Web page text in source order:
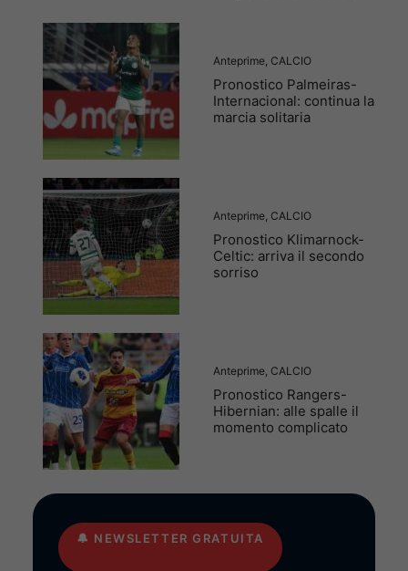
Anteprime CALCIO
Pronostico Palmeiras-
Internacional: continua la
marcia solitaria
Anteprime CALCIO
Pronostico Klimarnock-
Celtic: arriva il secondo
sorriso
Anteprime CALCIO
Pronostico Rangers-
Hibernian: alle spalle il
momento complicato
🔔 NEWSLETTER GRATUITA